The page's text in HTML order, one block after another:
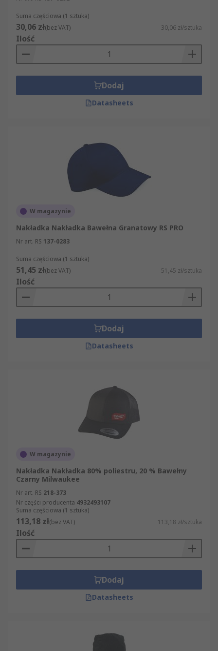
Suma częściowa (1 sztuka)
30,06 zł(bez VAT) 30,06 zł/sztuka
Ilość
Dodaj
Datasheets
W magazynie
Nakładka Nakładka Bawełna Granatowy RS PRO
Nr art. RS 137-0283
Suma częściowa (1 sztuka)
51,45 zł(bez VAT) 51,45 zł/sztuka
Ilość
Dodaj
Datasheets
W magazynie
Nakładka Nakładka 80% poliestru, 20 % Bawełny
Czarny Milwaukee
Nr art. RS 218-373
Nr części producenta 4932493107
Suma częściowa (1 sztuka)
113,18 zł(bez VAT) 113,18 zł/sztuka
Ilość
Dodaj
Datasheets